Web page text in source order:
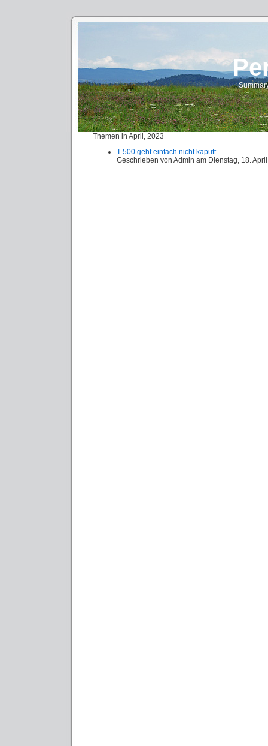
Themen in April, 2023
T 500 geht einfach nicht kaputt
Geschrieben von Admin am Dienstag, 18.